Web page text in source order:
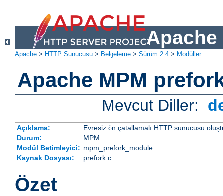
Apache
Apache > HTTP Sunucusu > Belgeleme > Sürüm 2.4 > Modüller
Apache MPM
Mevcut Diller:
Açıklama:
Evresiz ön çatallamalı HTTP sunucusu
Durum:
MPM
Modül Betimleyici: mpm_prefork_module
Kaynak Dosyası:
prefork.c
Özet